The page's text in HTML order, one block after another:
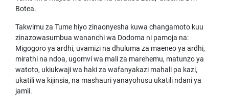
Botea.
Takwimu za Tume hiyo zinaonyesha kuwa changamoto kuu
zinazowasumbua wananchi wa Dodoma ni pamoja na:
Migogoro ya ardhi, uvamizi na dhuluma za maeneo ya ardhi,
mirathi na ndoa, ugomvi wa mali za marehemu, matunzo ya
watoto, ukiukwaji wa haki za wafanyakazi mahali pa kazi,
ukatili wa kijinsia, na mashauri yanayohusu ukatili ndani ya
jamii.